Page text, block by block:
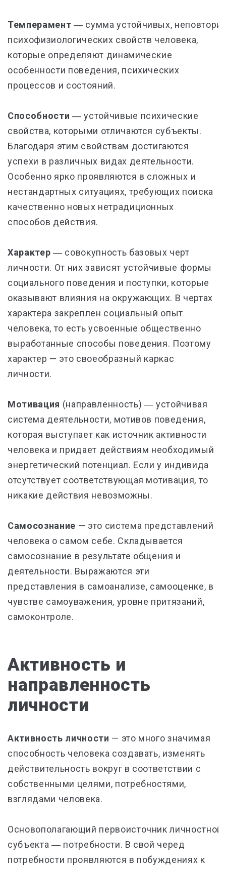
Темперамент ― сумма устойчивых,
психофизиологических свойств человека,
которые определяют динамические
особенности поведения, психических
процессов и состояний.
Способности ― устойчивые психические
свойства, которыми отличаются субъекты.
Благодаря этим свойствам достигаются
успехи в различных видах деятельности.
Особенно ярко проявляются в сложных и
нестандартных ситуациях, требующих поиска
качественно новых нетрадиционных
способов действия.
Характер ― совокупность базовых черт
личности. От них зависят устойчивые формы
социального поведения и поступки, которые
оказывают влияния на окружающих. В чертах
характера закреплен социальный опыт
человека, то есть усвоенные общественно
выработанные способы поведения. Поэтому
характер — это своеобразный каркас
личности.
Мотивация (направленность) ― устойчивая
система деятельности, мотивов поведения,
которая выступает как источник активности
человека и придает действиям необходимый
энергетический потенциал. Если у индивида
отсутствует соответствующая мотивация, то
никакие действия невозможны.
Самосознание — это система представлений
человека о самом себе. Складывается
самосознание в результате общения и
деятельности. Выражаются эти
представления в самоанализе, самооценке, в
чувстве самоуважения, уровне притязаний,
самоконтроле.
Активность и
направленность
личности
Активность личности — это много значимая
способность человека создавать, изменять
действительность вокруг в соответствии с
собственными целями, потребностями,
взглядами человека.
Основополагающий первоисточник личностной
субъекта ― потребности. В свой черед
потребности проявляются в побуждениях к